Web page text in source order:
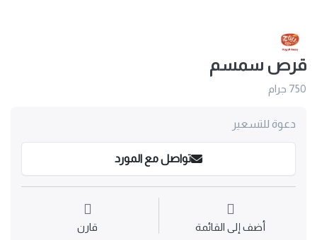
قرص سمسم
750 جرام
دعوة للتسعير
تواصل مع المورد
أضف إلى القائمة قارن